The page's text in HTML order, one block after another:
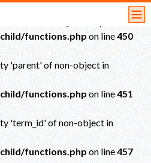
functions.php on line450
'parent' of non-object in
functions.php on line451
'term_id' of non-object in
functions.php on line457